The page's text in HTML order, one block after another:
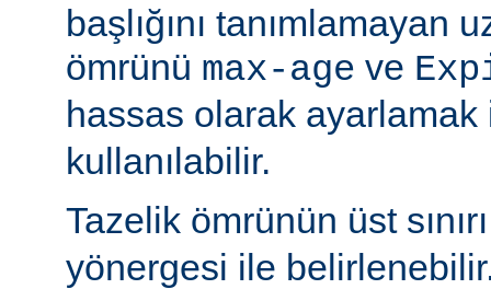
başlığını tanımlamayan
ömrünü max-age ve
hassas olarak
kullanılabilir.
Tazelik ömrünün üst
yönergesi ile